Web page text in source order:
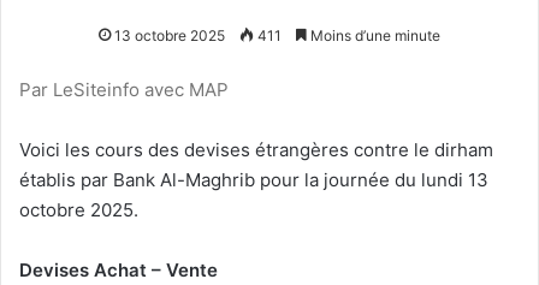
13 octobre 2025 411 Moins d’une minute
Par LeSiteinfo avec MAP
Voici les cours des devises étrangères contre le dirham
établis par Bank Al-Maghrib pour la journée du lundi 13
octobre 2025.
Devises Achat – Vente